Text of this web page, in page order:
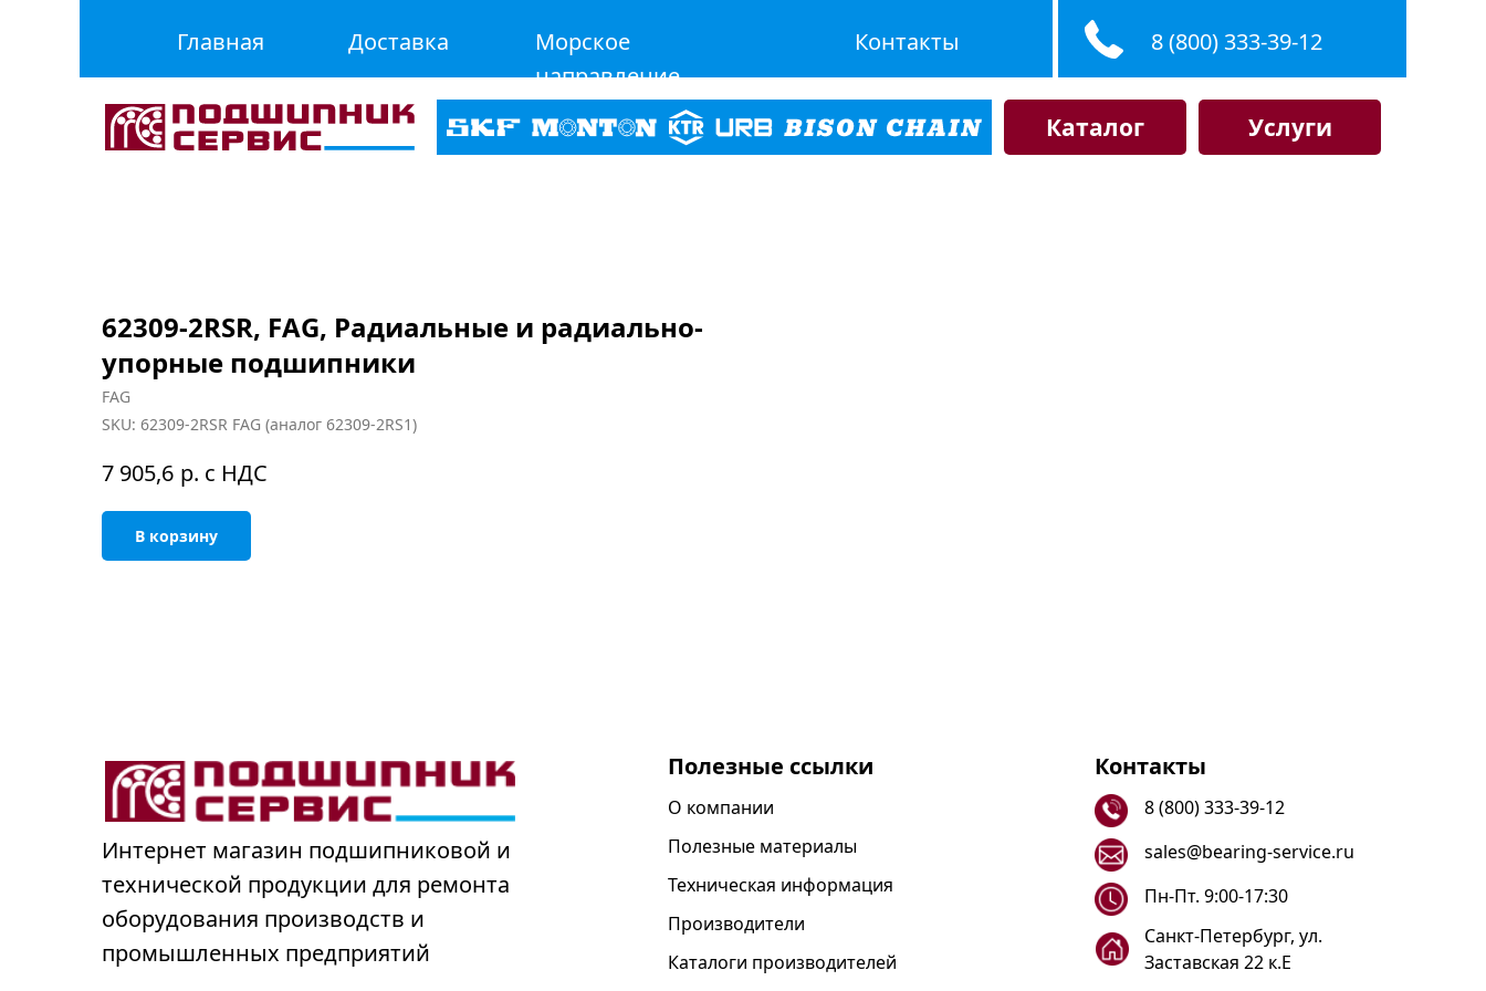
Главная Доставка
Морское
направление
Контакты 8 (800) 333-39-12
Каталог Услуги
62309-2RSR, FAG, Радиальные и радиально-
упорные подшипники
FAG
SKU: 62309-2RSR FAG (аналог 62309-2RS1)
7 905,6 р. с НДС
В корзину
Интернет магазин подшипниковой и
технической продукции для ремонта
оборудования производств и
промышленных предприятий
Полезные ссылки
О компании
Полезные материалы
Техническая информация
Производители
Каталоги производителей
Контакты
8 (800) 333-39-12
sales@bearing-service.ru
Санкт-Петербург, ул.
Заставская 22 к.Е
Пн-Пт. 9:00-17:30